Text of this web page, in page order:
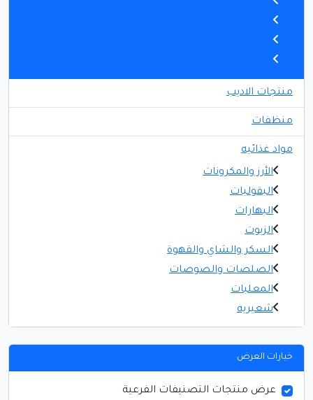
منتجات الاديب
منظفات
مواد غذائيه
الأرز والمكرونات
البقوليات
البهارات
الزيوت
السكر والشاي والقهوة
الصلصات والصوصات
المعلبات
شعيريه
خيارات العرض
عرض منتجات التصنيفات الفرعية